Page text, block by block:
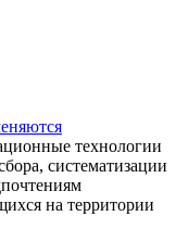
технологии
систематизации
на территории